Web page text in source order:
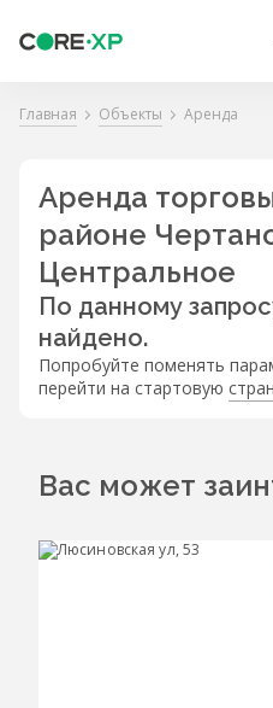
Главная Объекты Аренда
Аренда
районе
Центральное
По данному
найдено.
Попробуйте поменять
перейти на стартовую
Вас может